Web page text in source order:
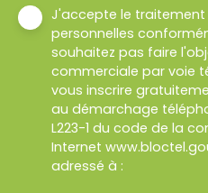
J'accepte le
personnelles
souhaitez pas faire
commerciale par voie
vous inscrire
au démarchage
L223-1 du code de la
Internet
adressé à :